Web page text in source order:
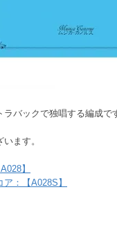
バックで独唱する編成で
ます。
】
ア：【A028S】